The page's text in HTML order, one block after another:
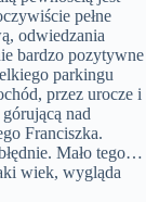
pełne
odwiedzania
bardzo pozytywne
parkingu
przez urocze i
nad
Franciszka.
Mało tego…
wiek, wygląda